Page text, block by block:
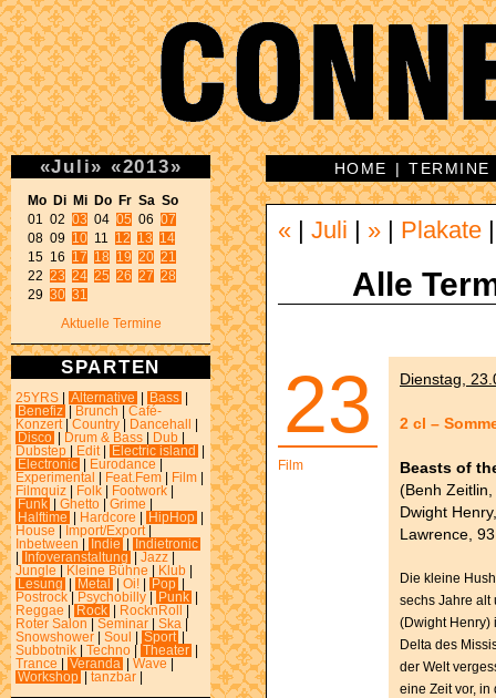
«Juli» «2013»
Mo Di Mi Do Fr Sa So
01 02 03 04 05 06 07
08 09 10 11 12 13
14
15 16 17 18 19 20 21
22 23 24 25 26 27 28
29 30 31
Aktuelle Termine
SPARTEN
25YRS Alternative Bass
Benefiz
Brunch
Café-
Konzert
Country Dancehall
Disco
Drum & Bass Dub
Dubstep
Edit Electric island
Electronic
Eurodance
Experimental
Feat.Fem Film
Filmquiz
Folk Footwork
Funk
Ghetto Grime
Halftime
Hardcore HipHop
House
Import/Export
Inbetween
Indie
Indietronic
Infoveranstaltung Jazz
Jungle
Kleine Bühne Klub
Lesung
Metal Oi! Pop
Postrock
Psychobilly Punk
Reggae
Rock RocknRoll
Roter Salon
Seminar Ska
Snowshower
Soul Sport
Subbotnik
Techno Theater
Trance
Veranda Wave
Workshop
tanzbar
HOME |TERMINE
« Juli » Plakate
Alle
23
Film
Dienstag,
2 cl –
Beasts of
(Benh
Dwight
Lawrence,
Die kleine
sechs Jahre alt
(Dwight Henry)
Delta des
der Welt
eine Zeit vor, in